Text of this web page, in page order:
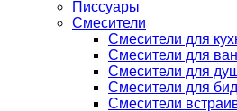
Писсуары
Смесители
Смесители для
Смесители для
Смесители для
Смесители для
Смесители